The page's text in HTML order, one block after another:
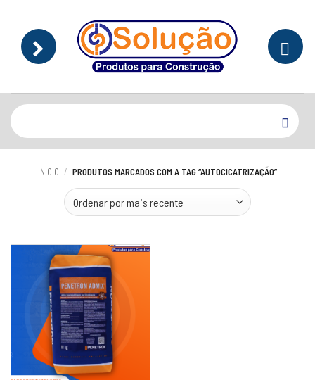
content
Pesquisar
por:
INÍCIO / PRODUTOS MARCADOS COM A TAG “AUTOCICATRIZAÇÃO”